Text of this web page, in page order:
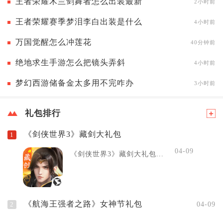
2小时前
王者荣耀赛季梦泪李白出装是什么 4小时前
万国觉醒怎么冲莲花 40分钟前
绝地求生手游怎么把镜头弄斜 4小时前
梦幻西游储备金太多用不完咋办 3小时前
礼包排行
1 《剑侠世界3》藏剑大礼包
《剑侠世界3》藏剑大礼包... 04-09
2 《航海王强者之路》女神节礼包 04-09